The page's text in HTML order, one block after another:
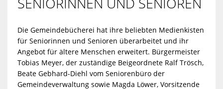
Die Gemeindebücherei hat ihre beliebten Medienkisten
für Seniorinnen und Senioren überarbeitet und ihr
Angebot für ältere Menschen erweitert. Bürgermeister
Tobias Meyer, der zuständige Beigeordnete Ralf Trösch,
Beate Gebhard-Diehl vom Seniorenbüro der
Gemeindeverwaltung sowie Magda Löwer, Vorsitzende